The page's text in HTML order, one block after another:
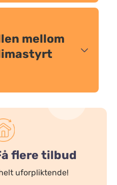
mellom
flere tilbud
uforpliktende!